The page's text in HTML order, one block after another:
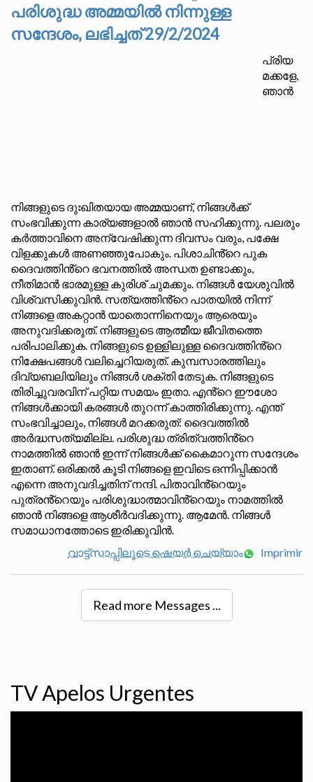
പരിശുദ്ധ അമ്മയിൽ നിന്നുള്ള
സന്ദേശം, ലഭിച്ചത് 29/2/2024
പ്രിയ
മക്കളേ,
ഞാൻ
നിങ്ങളുടെ ദുഃഖിതയായ അമ്മയാണ്, നിങ്ങൾക്ക്
സംഭവിക്കുന്ന കാര്യങ്ങളാൽ ഞാൻ സഹിക്കുന്നു. പലരും
കർത്താവിനെ അന്വേഷിക്കുന്ന ദിവസം വരും, പക്ഷേ
വിളക്കുകൾ അണഞ്ഞുപോകും. പിശാചിൻ്റെ പുക
ദൈവത്തിൻ്റെ ഭവനത്തിൽ അന്ധത ഉണ്ടാക്കും,
നീതിമാൻ ഭാരമുള്ള കുരിശ് ചുമക്കും. നിങ്ങൾ യേശുവിൽ
വിശ്വസിക്കുവിൻ. സത്യത്തിൻ്റെ പാതയിൽ നിന്ന്
നിങ്ങളെ അകറ്റാൻ യാതൊന്നിനെയും ആരെയും
അനുവദിക്കരുത്. നിങ്ങളുടെ ആത്മീയ ജീവിതത്തെ
പരിപാലിക്കുക. നിങ്ങളുടെ ഉള്ളിലുള്ള ദൈവത്തിൻ്റെ
നിക്ഷേപങ്ങൾ വലിച്ചെറിയരുത്. കുമ്പസാരത്തിലും
ദിവ്യബലിയിലും നിങ്ങൾ ശക്തി തേടുക. നിങ്ങളുടെ
തിരിച്ചുവരവിന് പറ്റിയ സമയം ഇതാ. എൻ്റെ ഈശോ
നിങ്ങൾക്കായി കരങ്ങൾ തുറന്ന് കാത്തിരിക്കുന്നു. എന്ത്
സംഭവിച്ചാലും, നിങ്ങൾ മറക്കരുത്: ദൈവത്തിൽ
അർദ്ധസത്യമില്ല. പരിശുദ്ധ ത്രിത്വത്തിൻ്റെ
നാമത്തിൽ ഞാൻ ഇന്ന് നിങ്ങൾക്ക് കൈമാറുന്ന സന്ദേശം
ഇതാണ്. ഒരിക്കൽ കൂടി നിങ്ങളെ ഇവിടെ ഒന്നിപ്പിക്കാൻ
എന്നെ അനുവദിച്ചതിന് നന്ദി. പിതാവിൻ്റെയും
പുത്രൻ്റെയും പരിശുദ്ധാത്മാവിൻ്റെയും നാമത്തിൽ
ഞാൻ നിങ്ങളെ ആശീർവദിക്കുന്നു. ആമേൻ. നിങ്ങൾ
സമാധാനത്തോടെ ഇരിക്കുവിൻ.
വാട്ട്സാപ്പിലൂടെ ഷെയർ ചെയ്യാം
Imprimir
Read more Messages ...
TV Apelos Urgentes